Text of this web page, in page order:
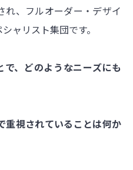
れ、フルオーダー・デザイ
ャリスト集団です。
、どのようなニーズにも
重視されていることは何か